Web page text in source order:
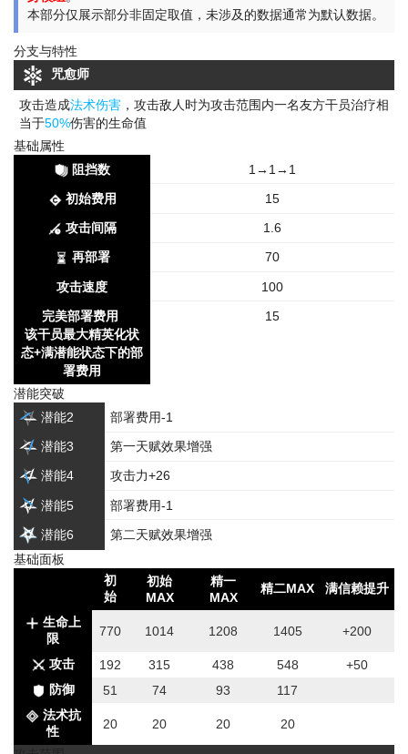
本部分仅展示部分非固定取值，未涉及的数据通常为默认数据。
分支与特性
咒愈师
攻击造成法术伤害，攻击敌人时为攻击范围内一名友方干员治疗相
当于50%伤害的生命值
基础属性
阻挡数
1→1→1
初始费用 15
攻击间隔 1.6
再部署 70
攻击速度 100
完美部署费用
该干员最大精英化状
态+满潜能状态下的部
署费用
15
潜能突破
潜能2
部署费用-1
潜能3 第一天赋效果增强
潜能4 攻击力+26
潜能5 部署费用-1
潜能6
第二天赋效果增强
基础面板
初
始
初始
MAX
精一
MAX
精二MAX 满信赖提升
生命上
限
770 1014 1208 1405 +200
攻击 192 315 438 548
+50
防御
51 74 93
117
法术抗
性
20 20 20 20